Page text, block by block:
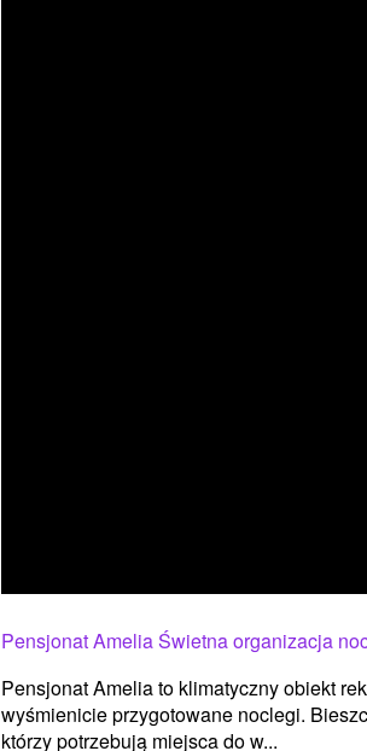
Pensjonat Amelia Świetna organizacja
Pensjonat Amelia to klimatyczny obiekt
wyśmienicie przygotowane noclegi.
którzy potrzebują miejsca do w...